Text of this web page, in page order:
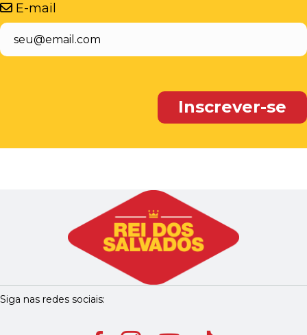
E-mail
Siga nas redes sociais: